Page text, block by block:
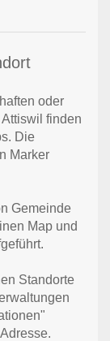
oder
finden
Die
Marker
Gemeinde
Map und
Standorte